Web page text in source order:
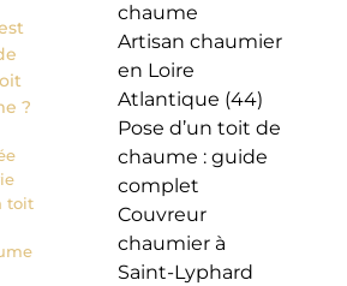
?
toit
chaume
Artisan chaumier
en Loire
Atlantique (44)
Pose d’un toit de
chaume : guide
complet
Couvreur
chaumier à
Saint-Lyphard